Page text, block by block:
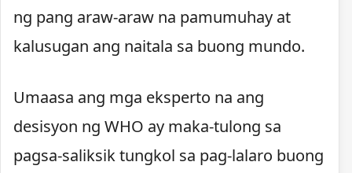
ng pang araw-araw na pamumuhay at
kalusugan ang naitala sa buong mundo.
Umaasa ang mga eksperto na ang
desisyon ng WHO ay maka-tulong sa
pagsa-saliksik tungkol sa pag-lalaro buong